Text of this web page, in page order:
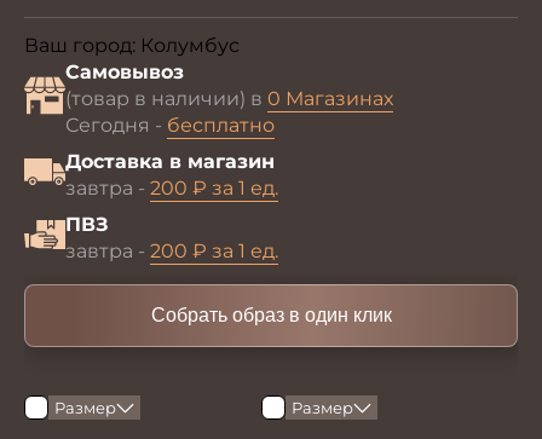
Ваш город: Колумбус
Самовывоз
(товар в наличии) в 0 Магазинах
Сегодня - бесплатно
Доставка в магазин
завтра - 200 ₽ за 1 ед.
ПВЗ
завтра - 200 ₽ за 1 ед.
Собрать образ в один клик
Размер Размер